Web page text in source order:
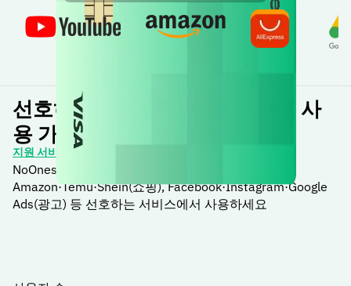
선호하는 서비스 및 기업과 함께 사
용 가능
지원 서비스 보기
NoOnes 암호화폐 카드로 Arajet(항공권),
Amazon·Temu·Shein(쇼핑), Facebook·Instagram·Google
Ads(광고) 등 선호하는 서비스에서 사용하세요